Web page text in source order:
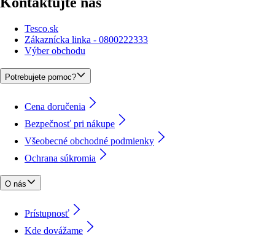
Tesco.sk
Zákaznícka linka - 0800222333
Výber obchodu
Potrebujete pomoc?
Cena doručenia
Bezpečnosť pri nákupe
Všeobecné obchodné podmienky
Ochrana súkromia
O nás
Prístupnosť
Kde dovážame